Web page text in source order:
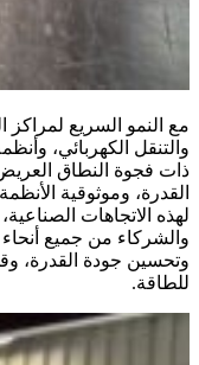
مع النمو السريع لمراكز
والتنقل الكهربائي،
ذات فجوة النطاق
القدرة، وموثوقية
لهذه الاتجاهات
والشركاء من جميع أنحاء
وتحسين جودة القدرة،
للطاقة.